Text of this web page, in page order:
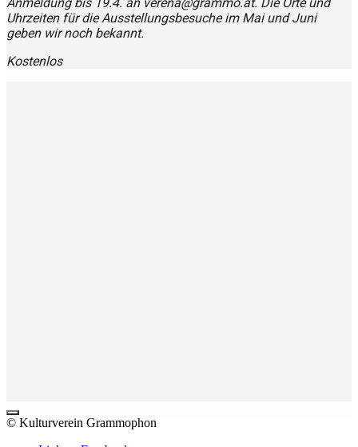
Uhrzeiten für die Ausstellungsbesuche im Mai und Juni
geben wir noch bekannt.
Kostenlos
© Kulturverein Grammophon